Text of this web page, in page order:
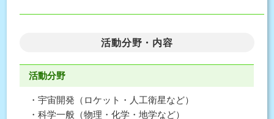
活動分野・内容
活動分野
・宇宙開発（ロケット・人工衛星など）
・科学一般（物理・化学・地学など）